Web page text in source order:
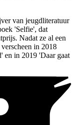
van jeugdliteratuur
'Selfie', dat
Nadat ze al een
in 2018
en in 2019 'Daar gaat